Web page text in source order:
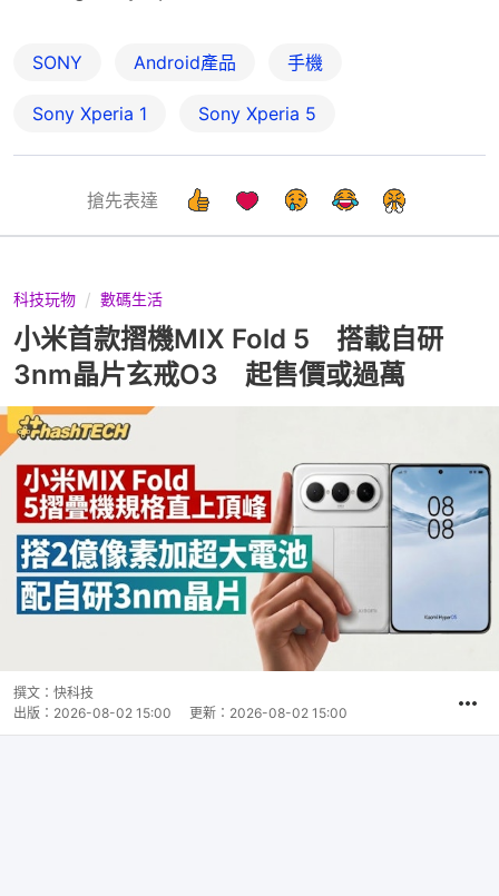
SONY Android產品 手機
Sony Xperia 1 Sony Xperia 5
搶先表達
科技玩物 數碼生活
小米首款摺機MIX Fold 5 搭載自研
3nm晶片玄戒O3 起售價或過萬
撰文： 快科技
出版： 2026-08-02 15:00 更新： 2026-08-02 15:00